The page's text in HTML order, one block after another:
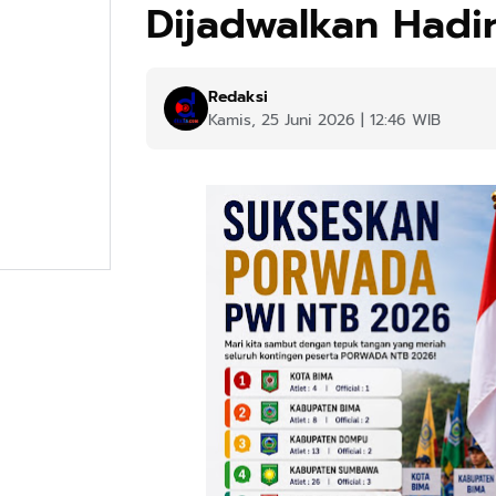
Dijadwalkan
Redaksi
Kamis, 25 Juni 2026 | 12:46 WIB